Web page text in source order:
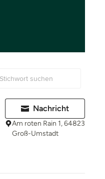
Nachricht
Am roten Rain 1, 64823
Groß-Umstadt